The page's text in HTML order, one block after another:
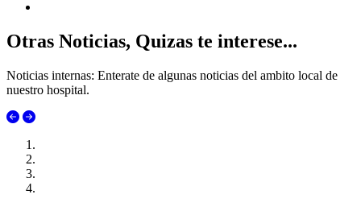
Otras Noticias, Quizas te interese...
Noticias internas: Enterate de algunas noticias del ambito local de
nuestro hospital.